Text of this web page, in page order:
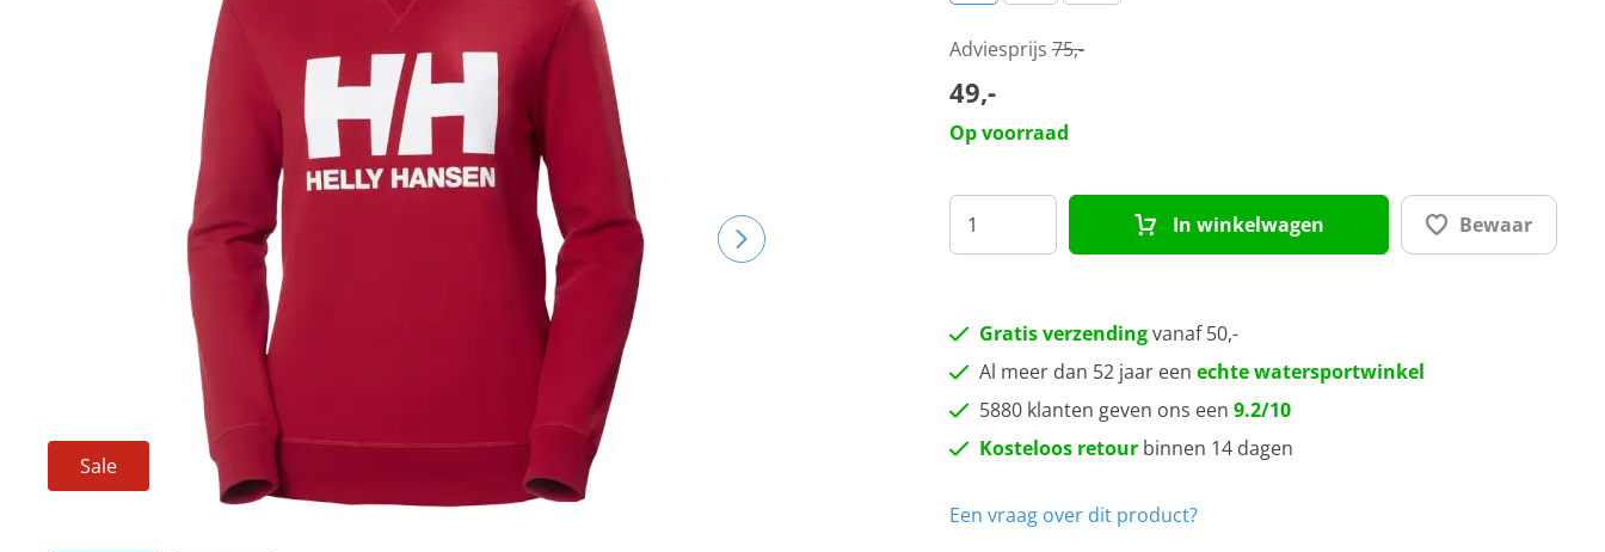
Kajuit en kombuis
Techniek en motor
Tuigage en dekbeslag
Veiligheid
Boten, toebehoren en fun
Meubels en lifestyle
Sale
Adviesprijs75,-
49,-
Op voorraad
In winkelwagen Bewaar
Gratis verzendingvanaf 50,-
Al meer dan 52 jaar een echte watersportwinkel
5880 klanten geven ons een 9.2/10
Kosteloos retourbinnen 14 dagen
Een vraag over dit product?